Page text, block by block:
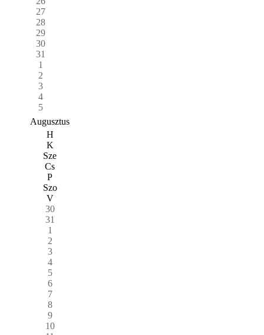
27
28
29
30
31
1
2
3
4
5
Augusztus
H
K
Sze
Cs
P
Szo
V
30
31
1
2
3
4
5
6
7
8
9
10